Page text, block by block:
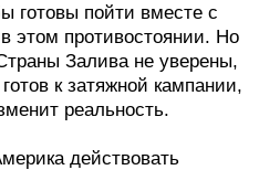
готовы пойти вместе с
этом противостоянии. Но
Залива не уверены,
к затяжной кампании,
реальность.
действовать